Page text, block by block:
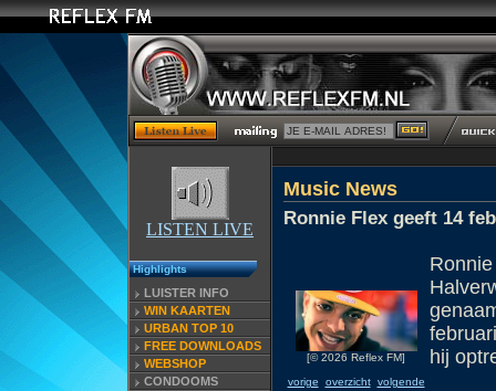
LISTEN LIVE
Highlights
LUISTER INFO
WIN KAARTEN
URBAN TOP 10
FREE DOWNLOADS
WEBSHOP
CONDOOMS
Music News
Ronnie Flex geeft 14
[© 2026 Reflex FM]
vorige
overzicht volgende
hij